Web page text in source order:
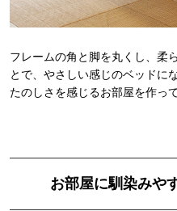
フレームの角と脚を丸くし、柔
とで、やさしい感じのベッドに
たのしさを感じるお部屋を作っ
お部屋に馴染みや